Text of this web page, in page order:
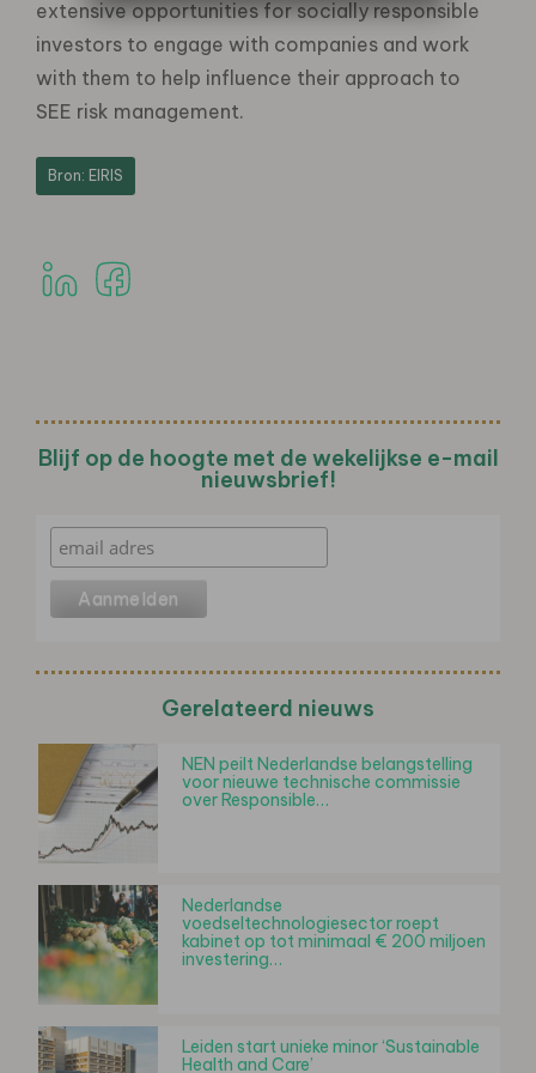
extensive opportunities for socially responsible
investors to engage with companies and work
with them to help influence their approach to
SEE risk management.
Bron: EIRIS
Blijf op de hoogte met de wekelijkse e-mail
nieuwsbrief!
Gerelateerd nieuws
NEN peilt Nederlandse belangstelling
voor nieuwe technische commissie
over Responsible…
Nederlandse
voedseltechnologiesector roept
kabinet op tot minimaal € 200 miljoen
investering…
Leiden start unieke minor ‘Sustainable
Health and Care’